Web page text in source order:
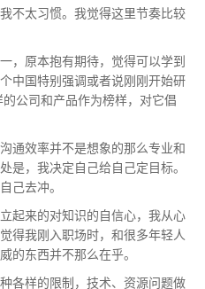
不太习惯。我觉得这里节奏比较
，原本抱有期待，觉得可以学到
中国特别强调或者说刚刚开始研
公司和产品作为榜样，对它倡
通效率并不是想象的那么专业和
是，我决定自己给自己定目标。
己去冲。
起来的对知识的自信心，我从心
得我刚入职场时，和很多年轻人
的东西并不那么在乎。
各样的限制，技术、资源问题做